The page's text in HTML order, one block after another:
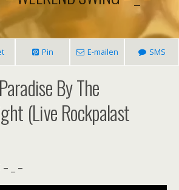
Pin E-mailen SMS
By The
(Live Rockpalast
_ –